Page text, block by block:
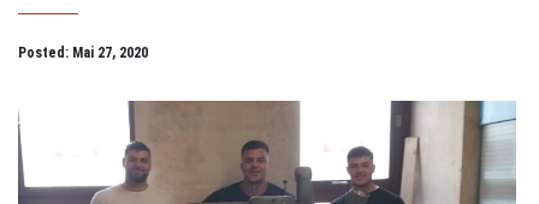
Posted: Mai 27, 2020